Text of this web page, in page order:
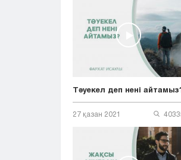
Тәуекел деп нені
27 қазан 2021